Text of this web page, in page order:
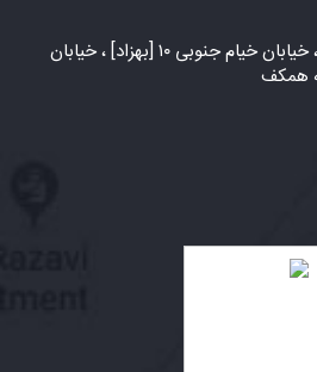
شهر مشهد، بلوار سجاد ، خیابان خیام جنوبی ۱۰ [بهزاد] ، خیابان